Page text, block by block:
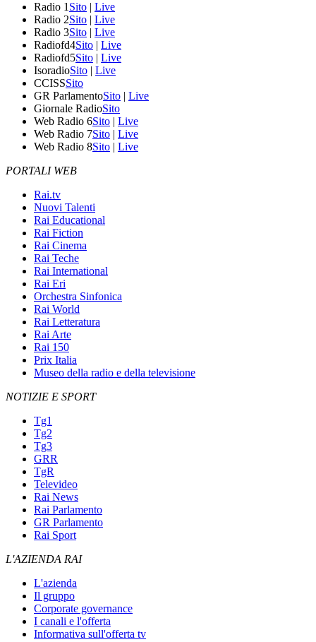
Radio 1 Sito | Live
Radio 2Sito | Live
Radio 3Sito | Live
Radiofd4Sito | Live
Radiofd5Sito | Live
IsoradioSito | Live
CCISSSito
GR ParlamentoSito | Live
Giornale RadioSito
Web Radio 6Sito | Live
Web Radio 7Sito | Live
Web Radio 8Sito | Live
PORTALI WEB
Rai.tv
Nuovi Talenti
Rai Educational
Rai Fiction
Rai Cinema
Rai Teche
Rai International
Rai Eri
Orchestra Sinfonica
Rai World
Rai Letteratura
Rai Arte
Rai 150
Prix Italia
Museo della radio e della televisione
NOTIZIE E SPORT
Tg1
Tg2
Tg3
GRR
TgR
Televideo
Rai News
Rai Parlamento
GR Parlamento
Rai Sport
L'AZIENDA RAI
L'azienda
Il gruppo
Corporate governance
I canali e l'offerta
Informativa sull'offerta tv